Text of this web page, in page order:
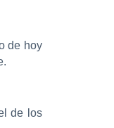
de hoy
de los